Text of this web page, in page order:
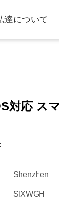
達について
対応 ス
Shenzhen
SIXWGH